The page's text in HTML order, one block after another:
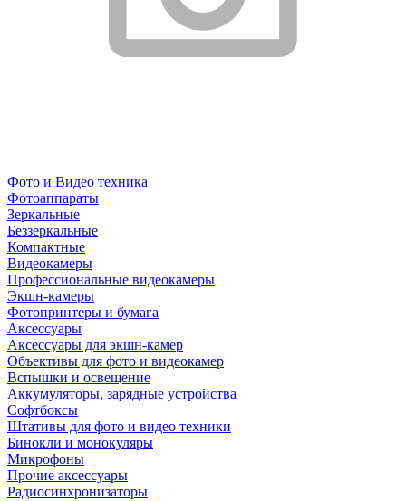
Фото и Видео техника
Фотоаппараты
Зеркальные
Беззеркальные
Компактные
Видеокамеры
Профессиональные видеокамеры
Экшн-камеры
Фотопринтеры и бумага
Аксессуары
Аксессуары для экшн-камер
Объективы для фото и видеокамер
Вспышки и освещение
Аккумуляторы, зарядные устройства
Софтбоксы
Штативы для фото и видео техники
Бинокли и монокуляры
Микрофоны
Прочие аксессуары
Радиосинхронизаторы